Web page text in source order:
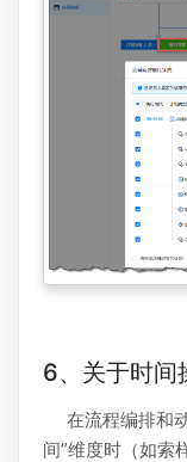
6、关于时间
在流程编排和
间”维度时（如索